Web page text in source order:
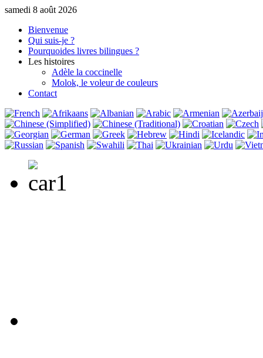
samedi 8 août 2026
Bienvenue
Qui suis-je ?
Pourquoides livres bilingues ?
Les histoires
Adèle la coccinelle
Molok, le voleur de couleurs
Contact